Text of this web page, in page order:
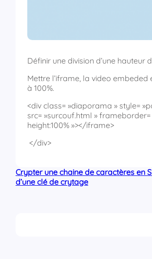
Définir une division d’une
Mettre l’iframe, la video
à 100%.
<div class= »diaporama » style=
src= »surcouf.html » frameborder=
height:100% »></iframe>
</div>
Crypter une chaine de caractères en
d’une clé de crytage